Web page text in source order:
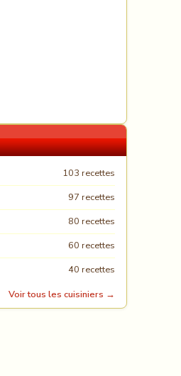
103 recettes
97 recettes
80 recettes
60 recettes
40 recettes
Voir tous les cuisiniers →